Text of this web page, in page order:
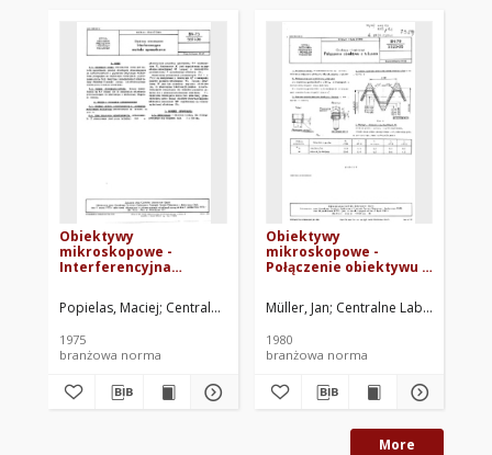
Obiektywy
mikroskopowe -
Interferencyjna
BN-75/5511-06
Popielas, Maciej Centralne Laboratorium Optyki. Oprac.
1975
branżowa norma
Obiektywy
mikroskopowe -
Połączenie obiektywu z
Müller, Jan Centralne Laboratorium
1980
branżowa norma
More